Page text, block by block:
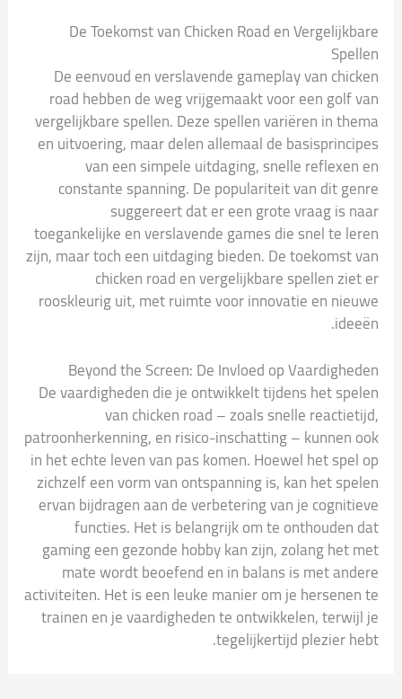
De Toekomst van Chicken Road en Vergelijkbare
Spellen
De eenvoud en verslavende gameplay van chicken
road hebben de weg vrijgemaakt voor een golf van
vergelijkbare spellen. Deze spellen variëren in thema
en uitvoering, maar delen allemaal de basisprincipes
van een simpele uitdaging, snelle reflexen en
constante spanning. De populariteit van dit genre
suggereert dat er een grote vraag is naar
toegankelijke en verslavende games die snel te leren
zijn, maar toch een uitdaging bieden. De toekomst van
chicken road en vergelijkbare spellen ziet er
rooskleurig uit, met ruimte voor innovatie en nieuwe
ideeën.
Beyond the Screen: De Invloed op Vaardigheden
De vaardigheden die je ontwikkelt tijdens het spelen
van chicken road – zoals snelle reactietijd,
patroonherkenning, en risico-inschatting – kunnen ook
in het echte leven van pas komen. Hoewel het spel op
zichzelf een vorm van ontspanning is, kan het spelen
ervan bijdragen aan de verbetering van je cognitieve
functies. Het is belangrijk om te onthouden dat
gaming een gezonde hobby kan zijn, zolang het met
mate wordt beoefend en in balans is met andere
activiteiten. Het is een leuke manier om je hersenen te
trainen en je vaardigheden te ontwikkelen, terwijl je
tegelijkertijd plezier hebt.